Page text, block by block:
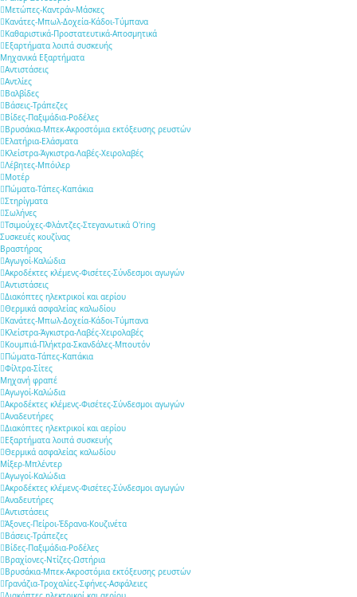
Μετώπες-Καντράν-Μάσκες
Κανάτες-Μπωλ-Δοχεία-Κάδοι-Τύμπανα
Καθαριστικά-Προστατευτικά-Αποσμητικά
Εξαρτήματα λοιπά συσκευής
Μηχανικά Εξαρτήματα
Αντιστάσεις
Αντλίες
Βαλβίδες
Βάσεις-Τράπεζες
Βίδες-Παξιμάδια-Ροδέλες
Βρυσάκια-Μπεκ-Ακροστόμια εκτόξευσης ρευστών
Ελατήρια-Ελάσματα
Κλείστρα-Άγκιστρα-Λαβές-Χειρολαβές
Λέβητες-Μπόιλερ
Μοτέρ
Πώματα-Τάπες-Καπάκια
Στηρίγματα
Σωλήνες
Τσιμούχες-Φλάντζες-Στεγανωτικά O'ring
Συσκευές κουζίνας
Βραστήρας
Αγωγοί-Καλώδια
Ακροδέκτες κλέμενς-Φισέτες-Σύνδεσμοι αγωγών
Αντιστάσεις
Διακόπτες ηλεκτρικοί και αερίου
Θερμικά ασφαλείας καλωδίου
Κανάτες-Μπωλ-Δοχεία-Κάδοι-Τύμπανα
Κλείστρα-Άγκιστρα-Λαβές-Χειρολαβές
Κουμπιά-Πλήκτρα-Σκανδάλες-Μπουτόν
Πώματα-Τάπες-Καπάκια
Φίλτρα-Σίτες
Μηχανή φραπέ
Αγωγοί-Καλώδια
Ακροδέκτες κλέμενς-Φισέτες-Σύνδεσμοι αγωγών
Αναδευτήρες
Διακόπτες ηλεκτρικοί και αερίου
Εξαρτήματα λοιπά συσκευής
Θερμικά ασφαλείας καλωδίου
Μίξερ-Μπλέντερ
Αγωγοί-Καλώδια
Ακροδέκτες κλέμενς-Φισέτες-Σύνδεσμοι αγωγών
Αναδευτήρες
Αντιστάσεις
Άξονες-Πείροι-Έδρανα-Κουζινέτα
Βάσεις-Τράπεζες
Βίδες-Παξιμάδια-Ροδέλες
Βραχίονες-Ντίζες-Ωστήρια
Βρυσάκια-Μπεκ-Ακροστόμια εκτόξευσης ρευστών
Γρανάζια-Τροχαλίες-Σφήνες-Ασφάλειες